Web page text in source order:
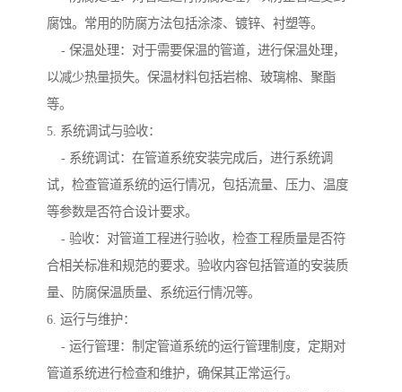
腐蚀。常用的防腐方法包括涂漆、镀锌、衬塑等。
- 保温处理：对于需要保温的管道，进行保温处理，
以减少热量损失。保温材料包括岩棉、玻璃棉、聚酯
等。
5. 系统调试与验收：
- 系统调试：在管道系统安装完成后，进行系统调
试，检查管道系统的运行情况，包括流量、压力、温度
等参数是否符合设计要求。
- 验收：对管道工程进行验收，检查工程质量是否符
合相关标准和规范的要求。验收内容包括管道的安装质
量、防腐保温质量、系统运行情况等。
6. 运行与维护：
- 运行管理：制定管道系统的运行管理制度，定期对
管道系统进行检查和维护，确保其正常运行。